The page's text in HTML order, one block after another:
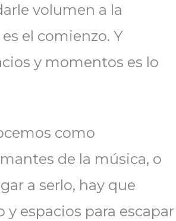
volumen a la
el comienzo. Y
y momentos es lo
como
de la música, o
a serlo, hay que
y espacios para escapar